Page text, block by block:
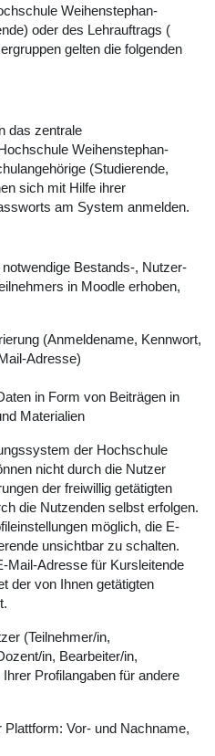
Weihenstephan-
oder des Lehrauftrags (
gelten die folgenden
das zentrale
Weihenstephan-
(Studierende,
sich mit Hilfe ihrer
am System anmelden.
Bestands-, Nutzer-
in Moodle erhoben,
(Anmeldename, Kennwort,
Adresse)
in Form von Beiträgen in
Materialien
der Hochschule
nicht durch die Nutzer
der freiwillig getätigten
die Nutzenden selbst erfolgen.
möglich, die E-
unsichtbar zu schalten.
Mail-Adresse für Kursleitende
der von Ihnen getätigten
(Teilnehmer/in,
in, Bearbeiter/in,
Profilangaben für andere
Vor- und Nachname,